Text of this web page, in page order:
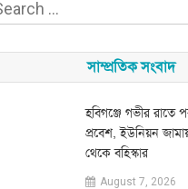
সাম্প্রতিক সংবাদ
হবিগঞ্জে গভীর রাতে
প্রবেশ, ইউনিয়ন
থেকে বহিস্কার
August 7, 2026